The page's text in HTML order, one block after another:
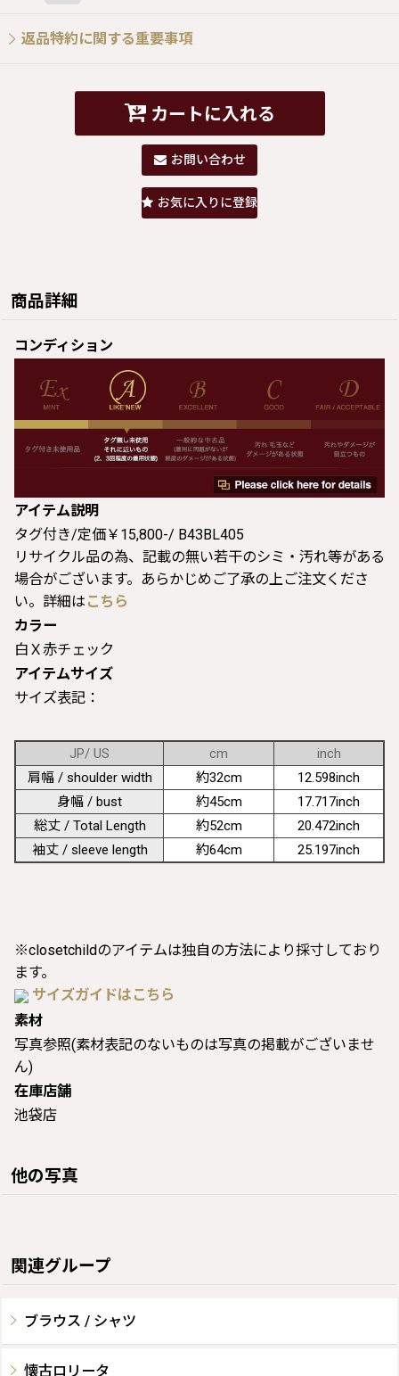
返品特約に関する重要事項
カートに入れる
お問い合わせ
お気に入りに登録
商品詳細
コンディション
アイテム説明
タグ付き/定価￥15,800-/ B43BL405
リサイクル品の為、記載の無い若干のシミ・汚れ等がある
場合がございます。あらかじめご了承の上ご注文くださ
い。詳細は こちら
カラー
白Ｘ赤チェック
アイテムサイズ
サイズ表記：
JP/ US cm
inch
肩幅 / shoulder width
約32cm
12.598inch
身幅 / bust
約45cm
17.717inch
総丈 / Total Length
約52cm
20.472inch
袖丈 / sleeve length
約64cm 25.197inch
※closetchildのアイテムは独自の方法により採寸しており
ます。
サイズガイドはこちら
素材
写真参照(素材表記のないものは写真の掲載がございませ
ん)
在庫店舗
池袋店
他の写真
関連グループ
ブラウス / シャツ
懐古ロリータ